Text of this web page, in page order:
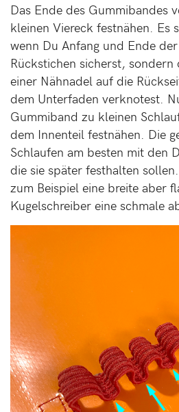
Das Ende des Gummibandes
kleinen Viereck festnähen. Es
wenn Du Anfang und Ende
Rückstichen sicherst,
einer Nähnadel auf die
dem Unterfaden verknotest.
Gummiband zu kleinen
dem Innenteil festnähen. Die
Schlaufen am besten mit den
die sie später festhalten
zum Beispiel eine breite aber
Kugelschreiber eine schmale